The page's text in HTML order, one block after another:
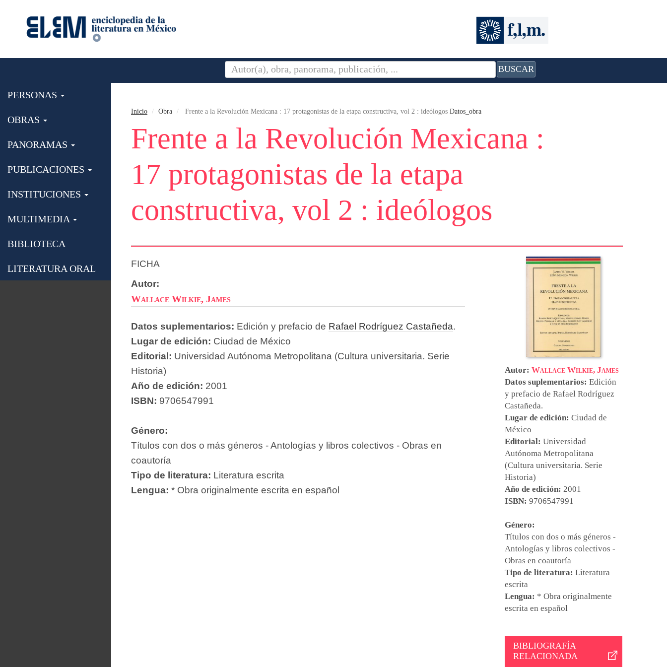
BUSCAR
PERSONAS
OBRAS
PANORAMAS
PUBLICACIONES
INSTITUCIONES
MULTIMEDIA
BIBLIOTECA
LITERATURA ORAL
Inicio Obra Frente a la Revolución Mexicana : 17 protagonistas de la etapa constructiva, vol 2 : ideólogos Datos_obra
Frente a la Revolución Mexicana :
17 protagonistas de la etapa
constructiva, vol 2 : ideólogos
Autor: Wallace Wilkie, James
Datos suplementarios: Edición
y prefacio de Rafael Rodríguez
Castañeda.
Lugar de edición: Ciudad de
México
Editorial: Universidad
Autónoma Metropolitana
(Cultura universitaria. Serie
Historia)
Año de edición: 2001
ISBN: 9706547991
Género:
Títulos con dos o más géneros -
Antologías y libros colectivos -
Obras en coautoría
Tipo de literatura: Literatura
escrita
Lengua: * Obra originalmente
escrita en español
BIBLIOGRAFÍA
RELACIONADA
FICHA
Autor:
Wallace Wilkie, James
Datos suplementarios: Edición y prefacio de Rafael Rodríguez Castañeda.
Lugar de edición: Ciudad de México
Editorial: Universidad Autónoma Metropolitana (Cultura universitaria. Serie
Historia)
Año de edición: 2001
ISBN: 9706547991
Género:
Títulos con dos o más géneros - Antologías y libros colectivos - Obras en
coautoría
Tipo de literatura: Literatura escrita
Lengua: * Obra originalmente escrita en español